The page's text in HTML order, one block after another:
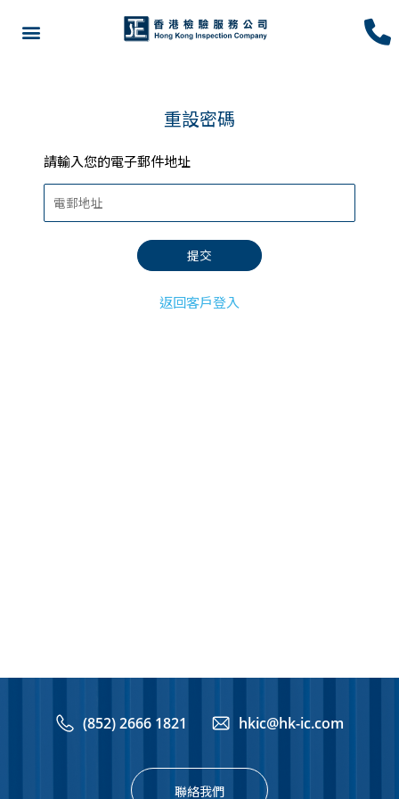
重設密碼
請輸入您的電子郵件地址
返回客戶登入
(852) 2666 1821 hkic@hk-ic.com
聯絡我們